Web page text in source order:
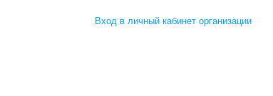
Вход в личный кабинет организации